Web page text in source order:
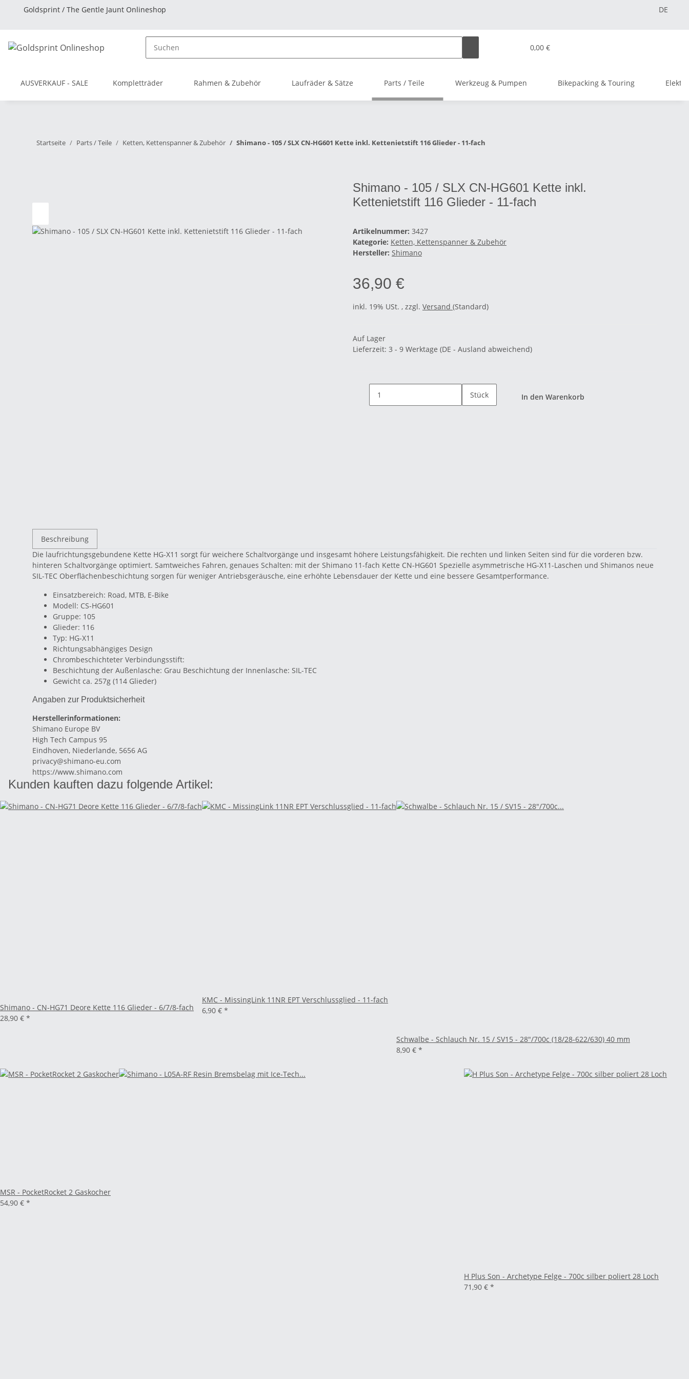
DE
Goldsprint / The Gentle Jaunt Onlineshop
0,00 €
AUSVERKAUF - SALE Kompletträder Rahmen & Zubehör Laufräder & Sätze Parts / Teile Werkzeug & Pumpen Bikepacking & Touring
Startseite Parts / Teile Ketten, Kettenspanner & Zubehör Shimano - 105 / SLX CN-HG601 Kette inkl. Kettenietstift 116 Glieder - 11-fach
Shimano - 105 / SLX CN-HG601 Kette inkl.
Kettenietstift 116 Glieder - 11-fach
Artikelnummer: 3427
Kategorie: Ketten, Kettenspanner & Zubehör
Hersteller: Shimano
36,90 €
inkl. 19% USt. , zzgl. Versand (Standard)
Auf Lager
Lieferzeit: 3 - 9 Werktage (DE - Ausland abweichend)
Stück In den Warenkorb
Beschreibung
Die laufrichtungsgebundene Kette HG-X11 sorgt für weichere Schaltvorgänge und insgesamt höhere Leistungsfähigkeit. Die rechten und linken Seiten sind für die vorderen bzw.
hinteren Schaltvorgänge optimiert. Samtweiches Fahren, genaues Schalten: mit der Shimano 11-fach Kette CN-HG601 Spezielle asymmetrische HG-X11-Laschen und Shimanos neue
SIL-TEC Oberflächenbeschichtung sorgen für weniger Antriebsgeräusche, eine erhöhte Lebensdauer der Kette und eine bessere Gesamtperformance.
Einsatzbereich: Road, MTB, E-Bike
Modell: CS-HG601
Gruppe: 105
Glieder: 116
Typ: HG-X11
Richtungsabhängiges Design
Chrombeschichteter Verbindungsstift:
Beschichtung der Außenlasche: Grau Beschichtung der Innenlasche: SIL-TEC
Gewicht ca. 257g (114 Glieder)
Angaben zur Produktsicherheit
Herstellerinformationen:
Shimano Europe BV
High Tech Campus 95
Eindhoven, Niederlande, 5656 AG
privacy@shimano-eu.com
https://www.shimano.com
Kunden kauften dazu folgende Artikel:
Shimano - CN-HG71 Deore Kette 116 Glieder - 6/7/8-fach
28,90 € *
KMC - MissingLink 11NR EPT Verschlussglied - 11-fach
6,90 € *
Schwalbe - Schlauch Nr. 15 / SV15 - 28"/700c (18/28-622/630) 40 mm
8,90 € *
MSR - PocketRocket 2 Gaskocher
54,90 € *
H Plus Son - Archetype Felge - 700c silber poliert 28 Loch
71,90 € *